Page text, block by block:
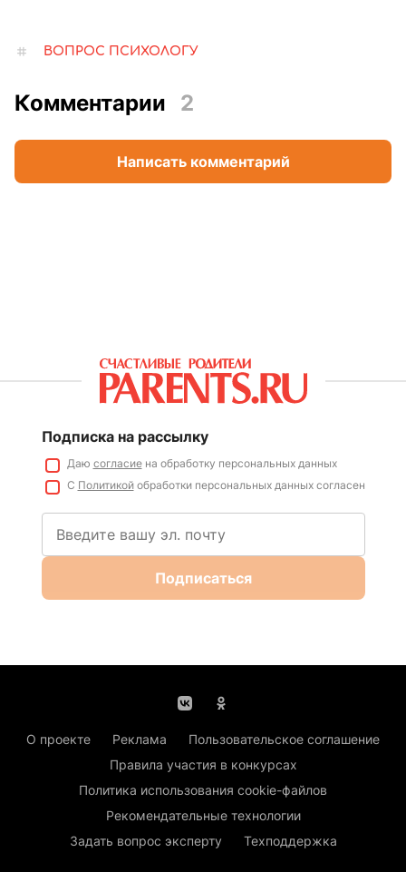
ВОПРОС ПСИХОЛОГУ
Комментарии 2
Написать комментарий
Подписка на рассылку
Даю согласиена обработку персональных данных
С Политикойобработки персональных данных согласен
Подписаться
О проекте Реклама
Пользовательское соглашение
Правила участия в конкурсах
Политика использования cookie-файлов
Рекомендательные технологии
Задать вопрос эксперту
Техподдержка